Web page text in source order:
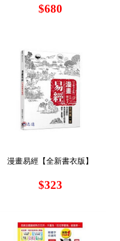
$680
漫畫易經【全新書衣版】
$323